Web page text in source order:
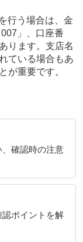
行う場合は、金
」、口座番
ります。支店名
ている場合もあ
が重要です。
確認時の注意
ポイントを解